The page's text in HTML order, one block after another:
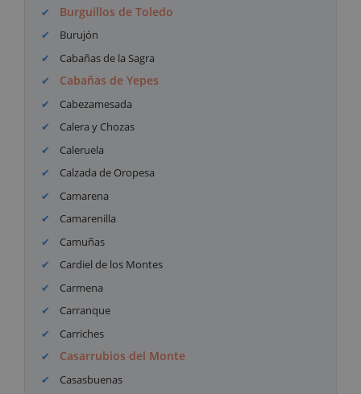
Burguillos de Toledo
Burujón
Cabañas de la Sagra
Cabañas de Yepes
Cabezamesada
Calera y Chozas
Caleruela
Calzada de Oropesa
Camarena
Camarenilla
Camuñas
Cardiel de los Montes
Carmena
Carranque
Carriches
Casarrubios del Monte
Casasbuenas